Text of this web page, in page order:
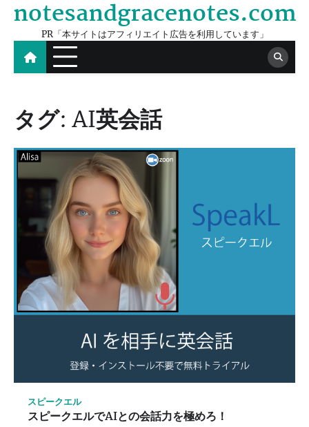
Skip
content
notesandgracenotes.com
PR「本サイトはアフィリエイト広告を利用しています」
タグ:AI英会話
スピークエル
スピークエルでAIとの会話力を極めろ！